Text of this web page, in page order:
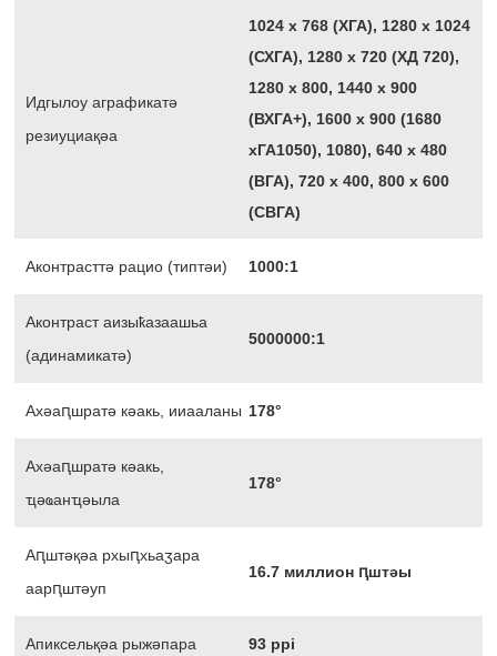
Идгылоу аграфикатә
резиуциақәа
1024 х 768 (ХГА), 1280 х 1024
(СХГА), 1280 х 720 (ХД 720),
1280 х 800, 1440 х 900
(ВХГА+), 1600 х 900 (1680
хГА1050), 1080), 640 х 480
(ВГА), 720 х 400, 800 х 600
(СВГА)
Аконтрасттә рацио (типтәи) 1000:1
Аконтраст аизыҟазаашьа
(адинамикатә)
5000000:1
Ахәаԥшратә кәакь, ииааланы 178°
Ахәаԥшратә кәакь,
ҵәҩанҵәыла
178°
Аԥштәқәа рхыԥхьаӡара
аарԥштәуп
16.7 миллион ԥштәы
Апиксельқәа рыжәпара 93 ppi